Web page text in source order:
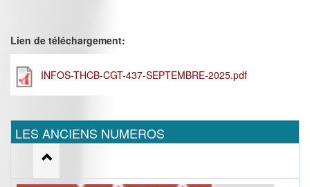
Lien de téléchargement:
INFOS-THCB-CGT-437-SEPTEMBRE-2025.pdf
LES ANCIENS NUMEROS